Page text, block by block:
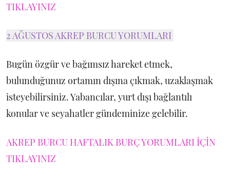
TIKLAYINIZ
2 AĞUSTOS AKREP BURCU YORUMLARI
Bugün özgür ve bağımsız hareket etmek,
bulunduğunuz ortamın dışına çıkmak, uzaklaşmak
isteyebilirsiniz. Yabancılar, yurt dışı bağlantılı
konular ve seyahatler gündeminize gelebilir.
AKREP BURCU HAFTALIK BURÇ YORUMLARI İÇİN
TIKLAYINIZ